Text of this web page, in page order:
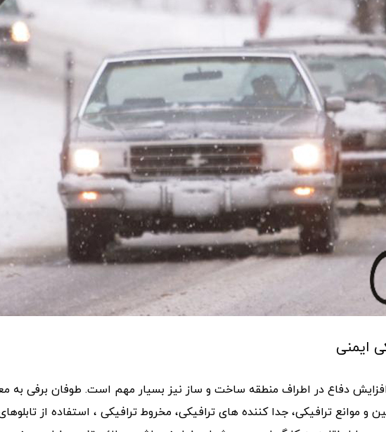
ایمنی
افزایش دفاع در اطراف منطقه ساخت و ساز نیز بسیار مهم است. طوفان برفی به
و موانع ترافیکی، جدا کننده های ترافیکی، مخروط ترافیکی ، استفاده از